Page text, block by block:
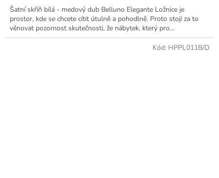
Šatní skříň bílá - medový dub Belluno Elegante Ložnice je
prostor, kde se chcete cítit útulně a pohodlně. Proto stojí za to
věnovat pozornost skutečnosti, že nábytek, který pro...
Kód: HPPL011B/D